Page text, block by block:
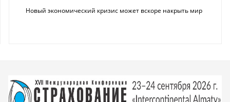
Новый экономический кризис может вскоре накрыть мир